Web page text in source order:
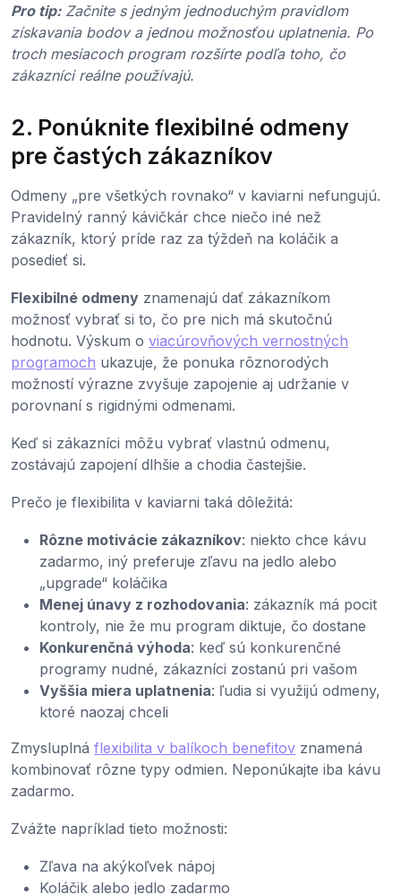
Pro tip: Začnite s jedným jednoduchým pravidlom
získavania bodov a jednou možnosťou uplatnenia. Po
troch mesiacoch program rozšírte podľa toho, čo
zákazníci reálne používajú.
2. Ponúknite flexibilné odmeny
pre častých zákazníkov
Odmeny „pre všetkých rovnako“ v kaviarni nefungujú.
Pravidelný ranný kávičkár chce niečo iné než
zákazník, ktorý príde raz za týždeň na koláčik a
posedieť si.
Flexibilné odmeny znamenajú dať zákazníkom
možnosť vybrať si to, čo pre nich má skutočnú
hodnotu. Výskum o viacúrovňových vernostných
programoch ukazuje, že ponuka rôznorodých
možností výrazne zvyšuje zapojenie aj udržanie v
porovnaní s rigidnými odmenami.
Keď si zákazníci môžu vybrať vlastnú odmenu,
zostávajú zapojení dlhšie a chodia častejšie.
Prečo je flexibilita v kaviarni taká dôležitá:
Rôzne motivácie zákazníkov: niekto chce kávu
zadarmo, iný preferuje zľavu na jedlo alebo
„upgrade“ koláčika
Menej únavy z rozhodovania: zákazník má pocit
kontroly, nie že mu program diktuje, čo dostane
Konkurenčná výhoda: keď sú konkurenčné
programy nudné, zákazníci zostanú pri vašom
Vyššia miera uplatnenia: ľudia si využijú odmeny,
ktoré naozaj chceli
Zmysluplná flexibilita v balíkoch benefitov znamená
kombinovať rôzne typy odmien. Neponúkajte iba kávu
zadarmo.
Zvážte napríklad tieto možnosti:
Zľava na akýkoľvek nápoj
Koláčik alebo jedlo zadarmo